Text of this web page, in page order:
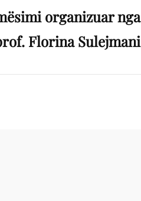
organizuar nga
Florina Sulejmani